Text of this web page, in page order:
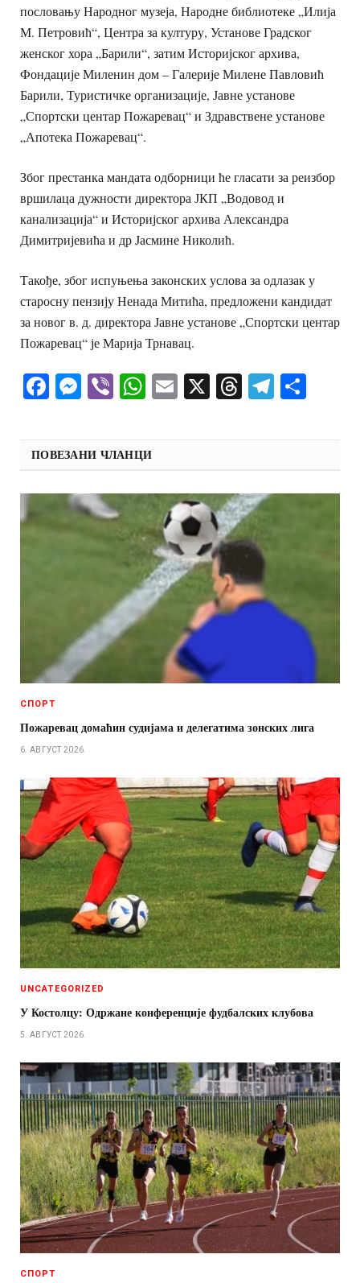
пословању Народног музеја, Народне библиотеке „Илија
М. Петровић“, Центра за културу, Установе Градског
женског хора „Барили“, затим Историјског архива,
Фондације Миленин дом – Галерије Милене Павловић
Барили, Туристичке организације, Јавне установе
„Спортски центар Пожаревац“ и Здравствене установе
„Апотека Пожаревац“.
Због престанка мандата одборници ће гласати за реизбор
вршилаца дужности директора ЈКП „Водовод и
канализација“ и Историјског архива Александра
Димитријевића и др Јасмине Николић.
Такође, због испуњења законских услова за одлазак у
старосну пензију Ненада Митића, предложени кандидат
за новог в. д. директора Јавне установе „Спортски центар
Пожаревац“ је Марија Трнавац.
Facebook
Messenger
ViberWhatsApp
Email
X Threads
ПОВЕЗАНИ ЧЛАНЦИ
СПОРТ
Пожаревац домаћин судијама и делегатима зонских лига
6. АВГУСТ 2026.
UNCATEGORIZED
У Костолцу: Одржане конференције фудбалских клубова
5. АВГУСТ 2026.
СПОРТ